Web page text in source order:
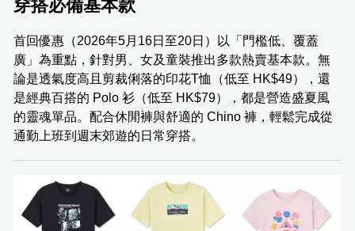
穿搭必備基本款
首回優惠（2026年5月16日至20日）以「門檻低、覆蓋
廣」為重點，針對男、女及童裝推出多款熱賣基本款。無
論是透氣度高且剪裁俐落的印花T恤（低至 HK$49），還
是經典百搭的 Polo 衫（低至 HK$79），都是營造盛夏風
的靈魂單品。配合休閒褲與舒適的 Chino 褲，輕鬆完成從
通勤上班到週末郊遊的日常穿搭。